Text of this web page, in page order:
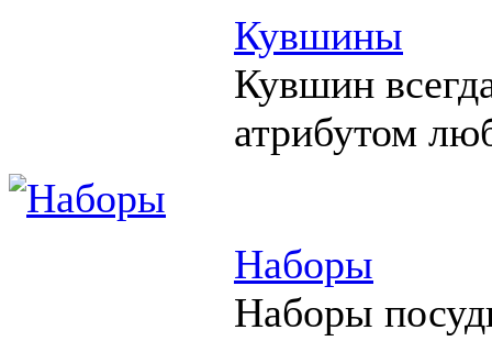
Кувшины
Кувшин
атрибутом
Наборы
Наборы